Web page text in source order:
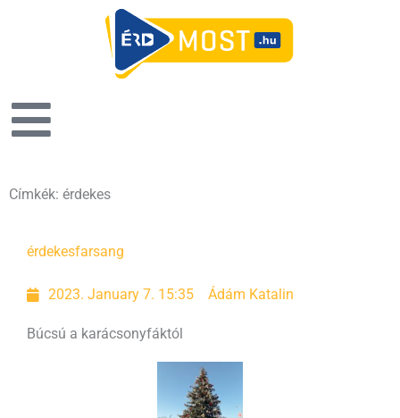
Címkék: érdekes
érdekesfarsang
2023. January 7. 15:35 Ádám Katalin
Búcsú a karácsonyfáktól